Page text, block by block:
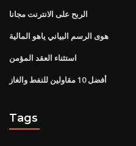
الربح على الانترنت مجانا
هوى الرسم البياني ياهو المالية
استثناء العقد المؤمن
أفضل 10 مقاولين للنفط والغاز
Tags